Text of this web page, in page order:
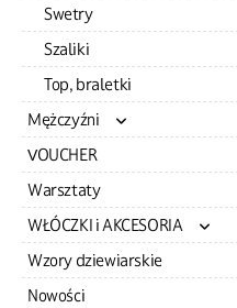
Swetry
Szaliki
Top, braletki
Mężczyźni
Czapki
Komplety
Szaliki i kominy
VOUCHER
Warsztaty
WŁÓCZKI i AKCESORIA
Akcesoria
Wełna
Wzory dziewiarskie
Nowości